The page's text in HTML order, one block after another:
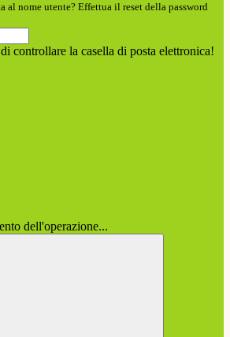
al nome utente? Effettua il reset della password
controllare la casella di posta elettronica!
dell'operazione...